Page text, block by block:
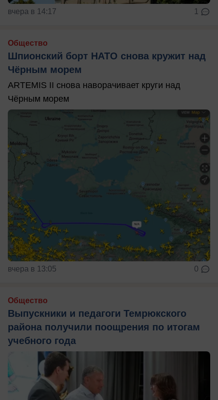
вчера в 14:17 1
Общество
Шпионский борт НАТО снова кружит над
Чёрным морем
ARTEMIS II снова наворачивает круги над
Чёрным морем
вчера в 13:05 0
Общество
Выпускники и педагоги Темрюкского
района получили поощрения по итогам
учебного года